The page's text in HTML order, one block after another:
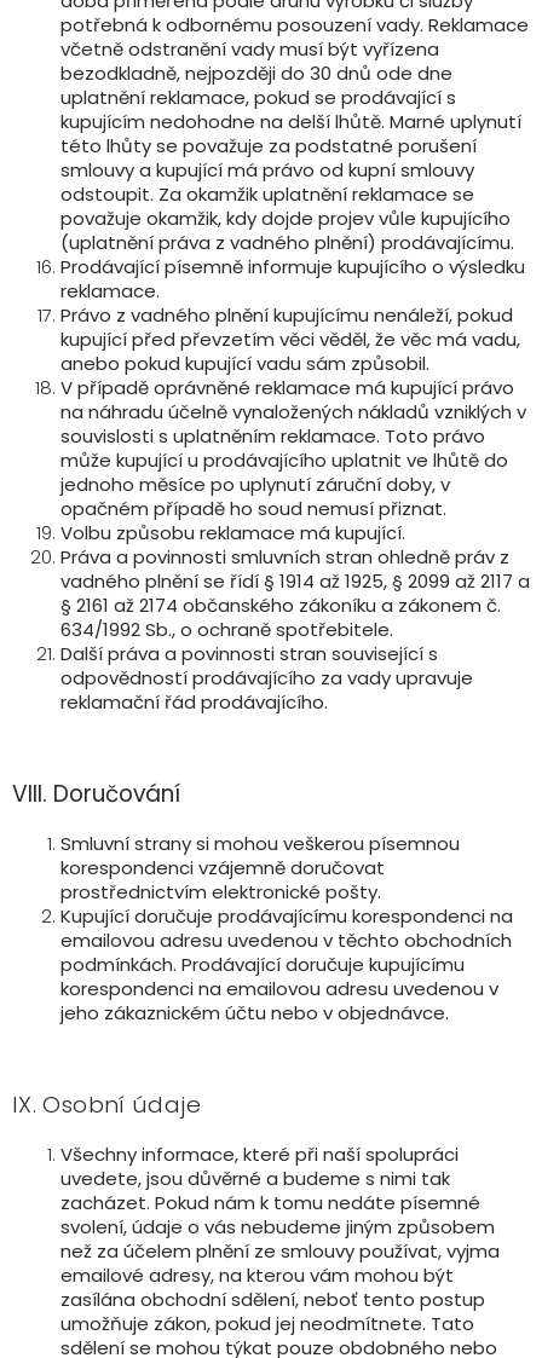
potřebná k odbornému posouzení vady. Reklamace
včetně odstranění vady musí být vyřízena
bezodkladně, nejpozději do 30 dnů ode dne
uplatnění reklamace, pokud se prodávající s
kupujícím nedohodne na delší lhůtě. Marné uplynutí
této lhůty se považuje za podstatné porušení
smlouvy a kupující má právo od kupní smlouvy
odstoupit. Za okamžik uplatnění reklamace se
považuje okamžik, kdy dojde projev vůle kupujícího
(uplatnění práva z vadného plnění) prodávajícímu.
Prodávající písemně informuje kupujícího o výsledku
reklamace.
Právo z vadného plnění kupujícímu nenáleží, pokud
kupující před převzetím věci věděl, že věc má vadu,
anebo pokud kupující vadu sám způsobil.
V případě oprávněné reklamace má kupující právo
na náhradu účelně vynaložených nákladů vzniklých v
souvislosti s uplatněním reklamace. Toto právo
může kupující u prodávajícího uplatnit ve lhůtě do
jednoho měsíce po uplynutí záruční doby, v
opačném případě ho soud nemusí přiznat.
Volbu způsobu reklamace má kupující.
Práva a povinnosti smluvních stran ohledně práv z
vadného plnění se řídí § 1914 až 1925, § 2099 až 2117 a
§ 2161 až 2174 občanského zákoníku a zákonem č.
634/1992 Sb., o ochraně spotřebitele.
Další práva a povinnosti stran související s
odpovědností prodávajícího za vady upravuje
reklamační řád prodávajícího.
VIII. Doručování
Smluvní strany si mohou veškerou písemnou
korespondenci vzájemně doručovat
prostřednictvím elektronické pošty.
Kupující doručuje prodávajícímu korespondenci na
emailovou adresu uvedenou v těchto obchodních
podmínkách. Prodávající doručuje kupujícímu
korespondenci na emailovou adresu uvedenou v
jeho zákaznickém účtu nebo v objednávce.
IX. Osobní údaje
Všechny informace, které při naší spolupráci
uvedete, jsou důvěrné a budeme s nimi tak
zacházet. Pokud nám k tomu nedáte písemné
svolení, údaje o vás nebudeme jiným způsobem
než za účelem plnění ze smlouvy používat, vyjma
emailové adresy, na kterou vám mohou být
zasílána obchodní sdělení, neboť tento postup
umožňuje zákon, pokud jej neodmítnete. Tato
sdělení se mohou týkat pouze obdobného nebo